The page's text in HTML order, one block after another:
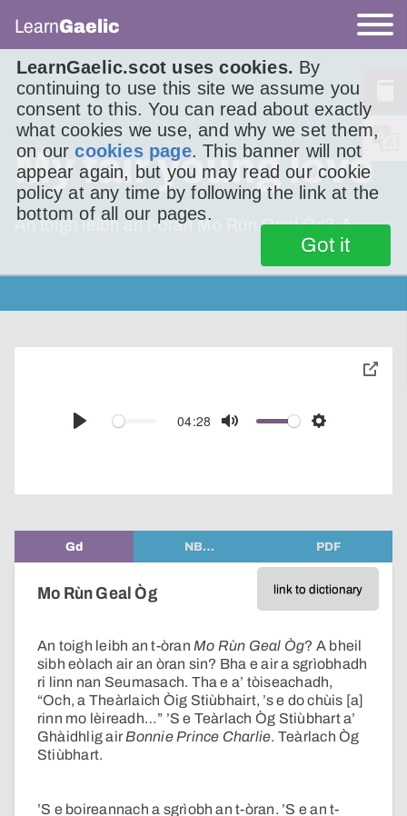
LearnGaelic.scot uses cookies. By
continuing to use this site we assume you
consent to this. You can read about exactly
what cookies we use, and why we set them,
on ourcookies page. This banner will not
appear again, but you may read our cookie
policy at any time by following the link at the
bottom of all our pages.
Got it
LearnGaelic
My fair young love
An toigh leibh an t-òran Mo Rùn Geal Òg? A
Play
04:28
Mute Settings
toggle
Gd NB… PDF
link to dictionary
Mo Rùn Geal Òg
An toigh leibh an t-òran Mo Rùn Geal Òg? A bheil
sibh eòlach air an òran sin? Bha e air a sgrìobhadh
ri linn nan Seumasach. Tha e a’ tòiseachadh,
“Och, a Theàrlaich Òig Stiùbhairt, ’s e do chùis [a]
rinn mo lèireadh…” ’S e Teàrlach Òg Stiùbhart a’
Ghàidhlig airBonnie Prince Charlie. Teàrlach Òg
Stiùbhart.
’S e boireannach a sgrìobh an t-òran. ’S e an t-